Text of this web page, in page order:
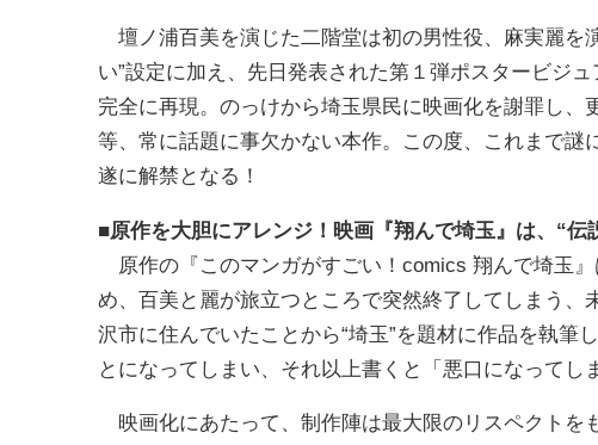
壇ノ浦百美を演じた二階堂は初の男性役、麻実麗を
い”設定に加え、先日発表された第１弾ポスタービジ
完全に再現。のっけから埼玉県民に映画化を謝罪し
等、常に話題に事欠かない本作。この度、これまで
遂に解禁となる！
■原作を大胆にアレンジ！映画『翔んで埼玉』は、“伝
原作の『このマンガがすごい！comics 翔んで埼玉
め、百美と麗が旅立つところで突然終了してしまう
沢市に住んでいたことから“埼玉”を題材に作品を執筆
とになってしまい、それ以上書くと「悪口になってし
映画化にあたって、制作陣は最大限のリスペクトを